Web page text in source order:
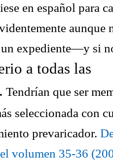
en español para
aunque
un expediente—y si
a todas las
Tendrían que ser
seleccionada con
prevaricador.
volumen 35-36